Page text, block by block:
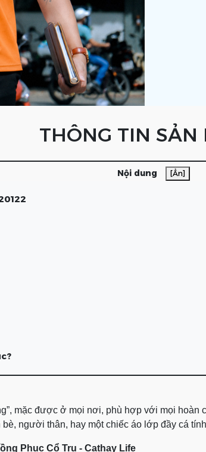
THÔNG TIN SẢN
Nội dung [Ẩn]
mặc được ở mọi nơi, phù hợp với mọi hoàn
người thân, hay một chiếc áo lớp đầy cá
Phục Cổ Trụ - Cathay Life